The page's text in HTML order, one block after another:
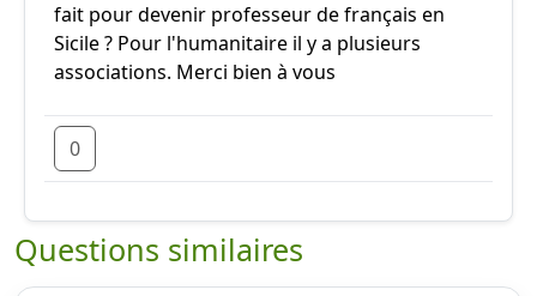
fait pour devenir professeur de français en
Sicile ? Pour l'humanitaire il y a plusieurs
associations. Merci bien à vous
0
Questions similaires